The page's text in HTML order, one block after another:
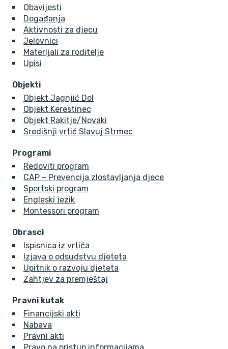
Obavijesti
Događanja
Aktivnosti za djecu
Jelovnici
Materijali za roditelje
Upisi
Objekti
Objekt Jagnjić Dol
Objekt Kerestinec
Objekt Rakitje/Novaki
Središnji vrtić Slavuj Strmec
Programi
Redoviti program
CAP – Prevencija zlostavljanja djece
Sportski program
Engleski jezik
Montessori program
Obrasci
Ispisnica iz vrtića
Izjava o odsudstvu djeteta
Upitnik o razvoju djeteta
Zahtjev za premještaj
Pravni kutak
Financijski akti
Nabava
Pravni akti